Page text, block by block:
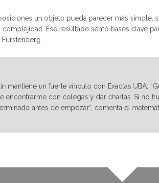
un objeto pueda parecer más simple,
Ese resultado sentó bases clave
mantiene un fuerte vínculo con Exactas UBA:
encontrarme con colegas y dar charlas. Si no
antes de empezar”, comenta el